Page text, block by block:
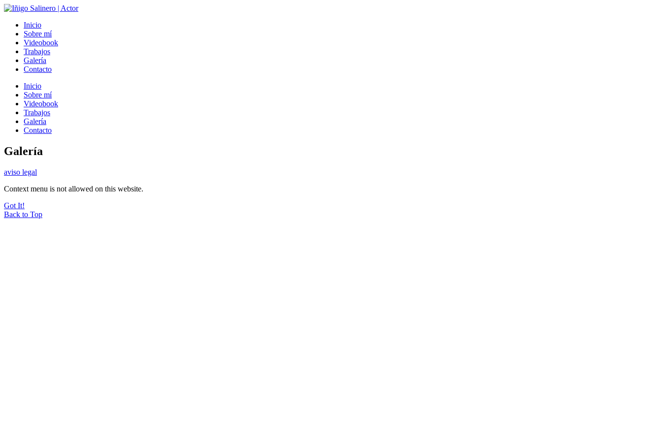
Inicio
Sobre mí
Videobook
Trabajos
Galería
Contacto
Inicio
Sobre mí
Videobook
Trabajos
Galería
Contacto
Galería
aviso legal
Context menu is not allowed on this website.
Got It!
Back to Top